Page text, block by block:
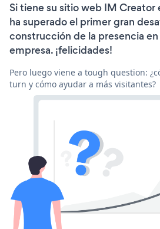
Si tiene su sitio web IM
ha superado el primer gran
construcción de la presencia en
empresa. ¡felicidades!
Pero luego viene a tough question:
turn y cómo ayudar a más visitantes?